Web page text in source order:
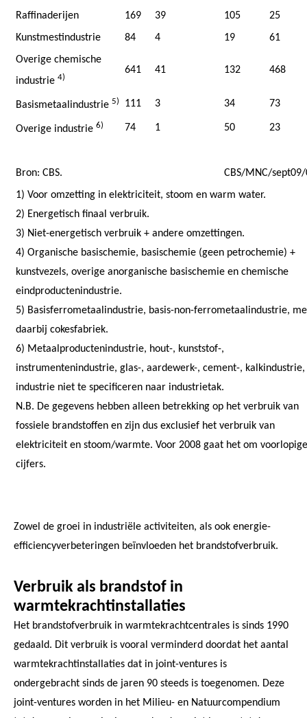
Raffinaderijen 169 39 105
25
Kunstmestindustrie
84 4 19
61
Overige chemische
industrie 4)
641 41 132 468
Basismetaalindustrie 5) 111 3 34 73
Overige industrie 6) 74 1 50 23
Bron: CBS.
CBS/MNC/
1) Voor omzetting in elektriciteit, stoom en warm water.
2) Energetisch finaal verbruik.
3) Niet-energetisch verbruik + andere omzettingen.
4) Organische basischemie, basischemie (geen petrochemie) +
kunstvezels, overige anorganische basischemie en chemische
eindproductenindustrie.
5) Basisferrometaalindustrie, basis-non-ferrometaalindustrie,
daarbij cokesfabriek.
6) Metaalproductenindustrie, hout-, kunststof-,
instrumentenindustrie, glas-, aardewerk-, cement-, kalkindustrie,
industrie niet te specificeren naar industrietak.
N.B. De gegevens hebben alleen betrekking op het verbruik van
fossiele brandstoffen en zijn dus exclusief het verbruik van
elektriciteit en stoom/warmte. Voor 2008 gaat het om voorlopige
cijfers.
Zowel de groei in industriële activiteiten, als ook energie-
efficiencyverbeteringen beïnvloeden het brandstofverbruik.
Verbruik als brandstof in
warmtekrachtinstallaties
Het brandstofverbruik in warmtekrachtcentrales is sinds 1990
gedaald. Dit verbruik is vooral verminderd doordat het aantal
warmtekrachtinstallaties dat in joint-ventures is
ondergebracht sinds de jaren 90 steeds is toegenomen. Deze
joint-ventures worden in het Milieu- en Natuurcompendium